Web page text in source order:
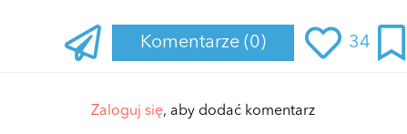
Komentarze (0) 34
Zaloguj się, aby dodać komentarz